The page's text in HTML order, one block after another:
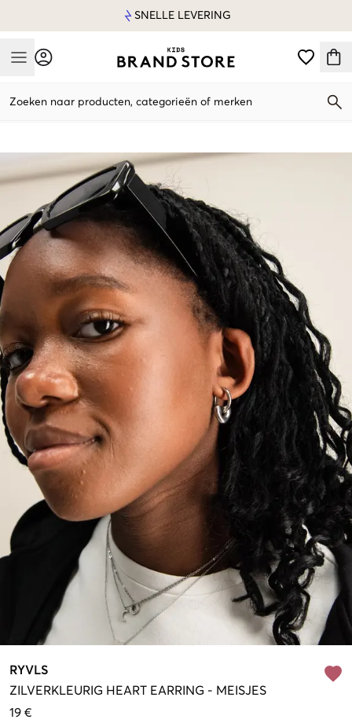
SNELLE LEVERING
Mobile Menu
Zoeken naar producten, categorieën of merken
RYVLS
ZILVERKLEURIG HEART EARRING - MEISJES
19 €